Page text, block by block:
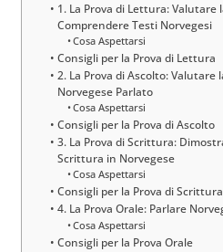
1. La Prova di Lettura: Valutare
Comprendere Testi Norvegesi
Cosa Aspettarsi
Consigli per la Prova di Lettura
2. La Prova di Ascolto: Valutare
Norvegese Parlato
Cosa Aspettarsi
Consigli per la Prova di Ascolto
3. La Prova di Scrittura:
Scrittura in Norvegese
Cosa Aspettarsi
Consigli per la Prova di Scrittura
4. La Prova Orale: Parlare
Cosa Aspettarsi
Consigli per la Prova Orale